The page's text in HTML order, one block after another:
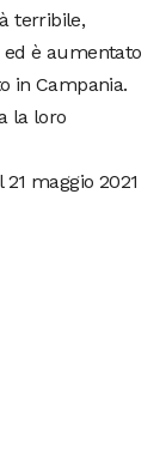
terribile,
è aumentato
in Campania.
la loro
maggio 2021